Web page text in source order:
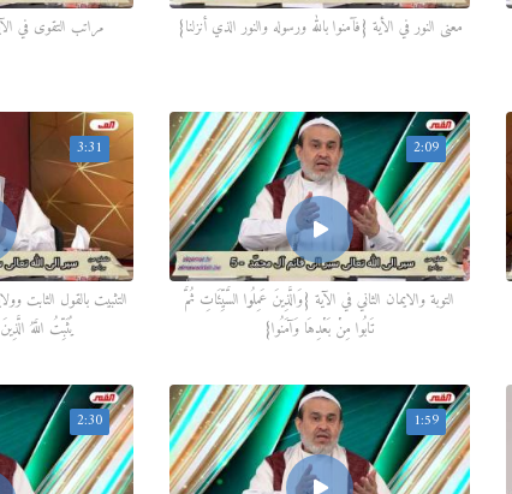
معنى النور في الأية {فآمنوا بالله ورسوله والنور الذي أنزلنا} مراتب التقوى في
2:09
التوبة والايمان الثاني في الآية {وَالَّذِينَ عَمِلُوا السَّيِّئَاتِ ثُمَّ
تَابُوا مِنْ بَعْدِهَا وَآمَنُوا}
3:31
التثبيت بالقول الثابت
يُثَبِّتُ اللَّهُ
1:59
2:30